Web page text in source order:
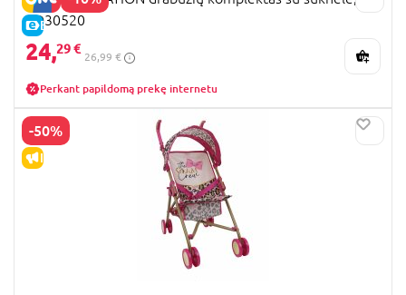
E-KAINA
BD30520
24,29 €
26,99 €
Perkant papildomą prekę internetu
-50%
IŠPARDAVIMAS